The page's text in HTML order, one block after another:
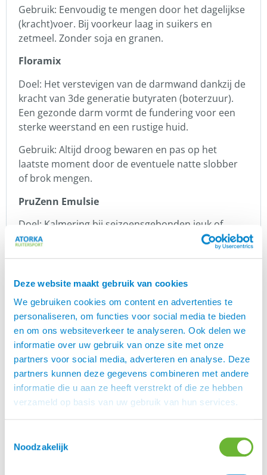
Deze website maakt gebruik van cookies
We gebruiken cookies om content en advertenties te
personaliseren, om functies voor social media te bieden
en om ons websiteverkeer te analyseren. Ook delen we
informatie over uw gebruik van onze site met onze
partners voor social media, adverteren en analyse. Deze
partners kunnen deze gegevens combineren met andere
informatie die u aan ze heeft verstrekt of die ze hebben
verzameld op basis van uw gebruik van hun services.
Noodzakelijk
Gebruik: Eenvoudig te mengen door het dagelijkse
(kracht)voer. Bij voorkeur laag in suikers en
zetmeel. Zonder soja en granen.
Floramix
Doel: Het verstevigen van de darmwand dankzij de
kracht van 3de generatie butyraten (boterzuur).
Een gezonde darm vormt de fundering voor een
sterke weerstand en een rustige huid.
Gebruik: Altijd droog bewaren en pas op het
laatste moment door de eventuele natte slobber
of brok mengen.
PruZenn Emulsie
Doel: Kalmering bij seizoensgebonden jeuk of
allergische reacties.
Werking: Een innovatieve, geurvrije formule op
polyfenolen uit haver). Het trekt snel in en
versterkt de natuurlijke huidbarrière zonder
parfum.
Gebruik: Efficiënt aan te brengen op de huid bij de
haarlijn.
Hoe ga je dit Floris SME pakket inzetten?
Daarover schreven wij een plan van aanpak,open